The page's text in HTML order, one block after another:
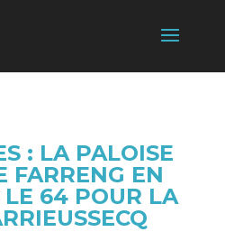
: LA PALOISE
FARRENG EN
64 POUR LA